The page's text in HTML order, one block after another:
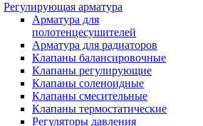
Регулирующая арматура
Арматура для
полотенцесушителей
Арматура для радиаторов
Клапаны балансировочные
Клапаны регулирующие
Клапаны соленоидные
Клапаны смесительные
Клапаны термостатические
Регуляторы давления